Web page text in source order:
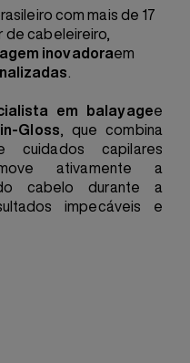
com mais de 17
de cabeleireiro,
inovadoraem
em balayagee
Gloss , que combina
capilares
ativamente a
cabelo durante a
impecáveis e